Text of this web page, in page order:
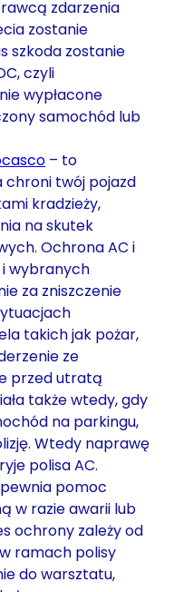
zdarzenia
zostanie
szkoda zostanie
czyli
wypłacone
samochód lub
– to
twój pojazd
kradzieży,
na skutek
Ochrona AC i
i wybranych
za zniszczenie
takich jak pożar,
ze
przed utratą
także wtedy, gdy
na parkingu,
Wtedy naprawę
polisa AC.
pomoc
w razie awarii lub
ochrony zależy od
ramach polisy
do warsztatu,